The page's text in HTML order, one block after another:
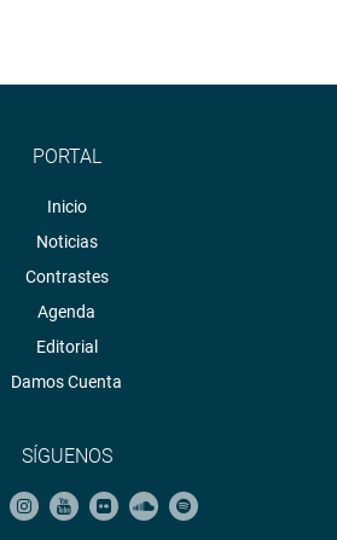
PORTAL
Inicio
Noticias
Contrastes
Agenda
Editorial
Damos Cuenta
SÍGUENOS